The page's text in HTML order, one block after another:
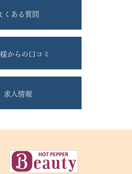
くある質問
からの口コミ
求人情報